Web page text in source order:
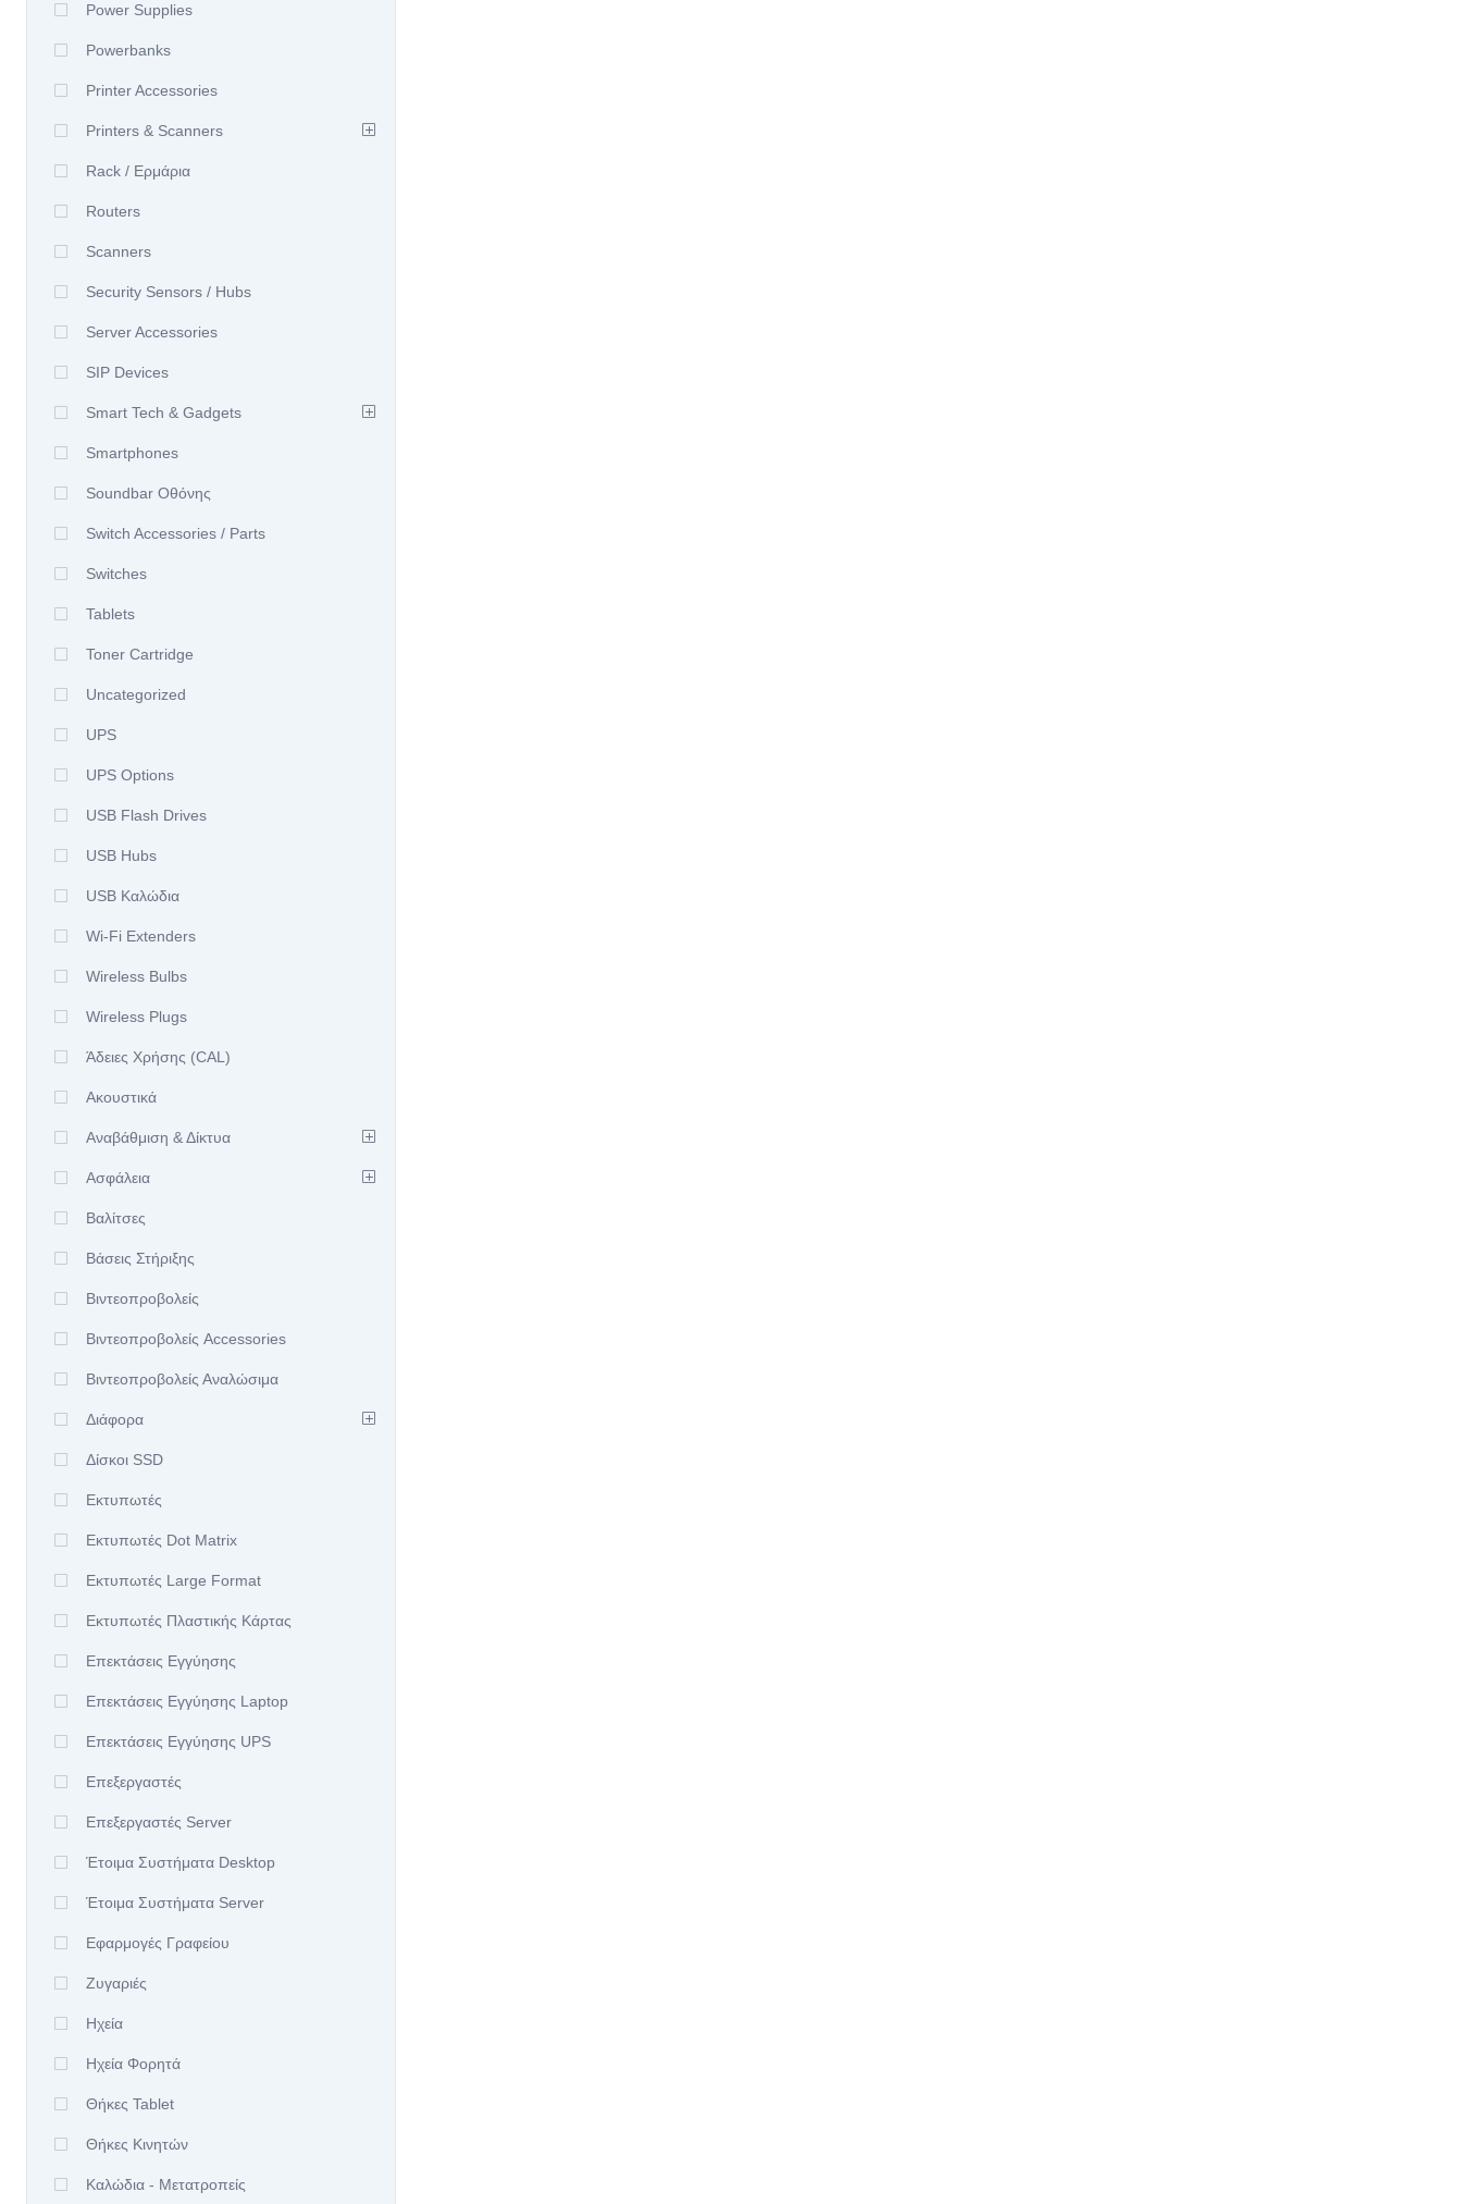
Power Supplies
Powerbanks
Printer Accessories
Printers & Scanners
Rack / Ερμάρια
Routers
Scanners
Security Sensors / Hubs
Server Accessories
SIP Devices
Smart Tech & Gadgets
Smartphones
Soundbar Οθόνης
Switch Accessories / Parts
Switches
Tablets
Toner Cartridge
Uncategorized
UPS
UPS Options
USB Flash Drives
USB Hubs
USB Καλώδια
Wi-Fi Extenders
Wireless Bulbs
Wireless Plugs
Άδειες Χρήσης (CAL)
Ακουστικά
Αναβάθμιση & Δίκτυα
Ασφάλεια
Βαλίτσες
Βάσεις Στήριξης
Βιντεοπροβολείς
Βιντεοπροβολείς Accessories
Βιντεοπροβολείς Αναλώσιμα
Διάφορα
Δίσκοι SSD
Εκτυπωτές
Εκτυπωτές Dot Matrix
Εκτυπωτές Large Format
Εκτυπωτές Πλαστικής Κάρτας
Επεκτάσεις Εγγύησης
Επεκτάσεις Εγγύησης Laptop
Επεκτάσεις Εγγύησης UPS
Επεξεργαστές
Επεξεργαστές Server
Έτοιμα Συστήματα Desktop
Έτοιμα Συστήματα Server
Εφαρμογές Γραφείου
Ζυγαριές
Ηχεία
Ηχεία Φορητά
Θήκες Tablet
Θήκες Κινητών
Καλώδια - Μετατροπείς